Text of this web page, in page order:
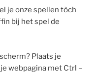
je onze spellen tòch
bij het spel de
Plaats je
webpagina met Ctrl –